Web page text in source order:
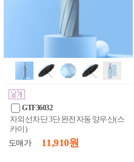
GTF36032
자외선차단 3단 완전자동 양우산(스
카이)
도매가
11,910 원